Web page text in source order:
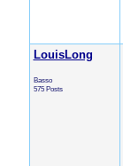
LouisLong
Basso
575 Posts